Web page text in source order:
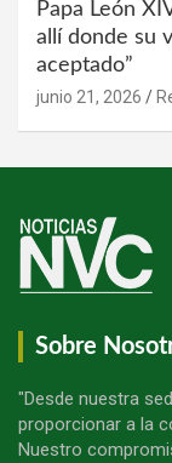
Papa León
allí donde su
aceptado”
junio 21, 2026
Sobre
"Desde nuestra
proporcionar a la
Nuestro